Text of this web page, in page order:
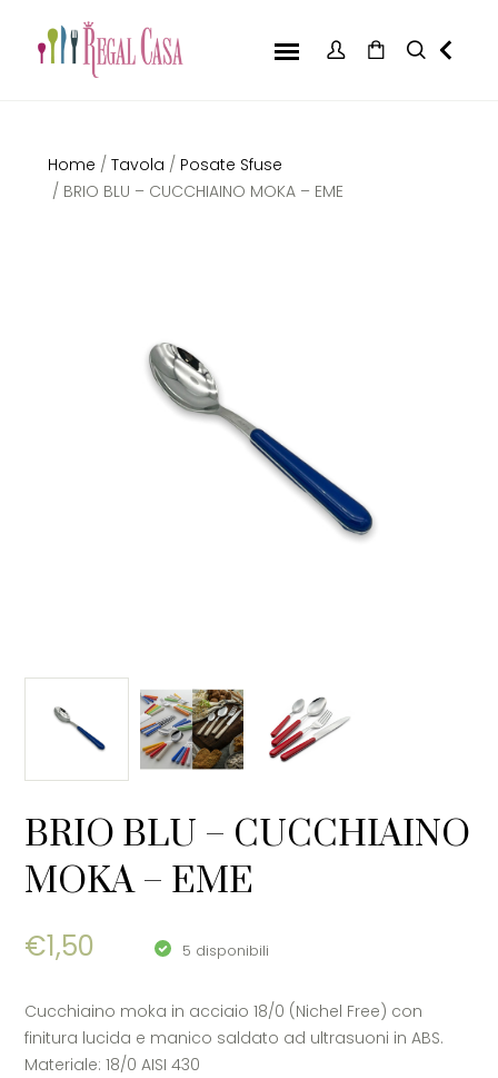
Home / Tavola / Posate Sfuse
/ BRIO BLU – CUCCHIAINO MOKA – EME
BRIO BLU – CUCCHIAINO
MOKA – EME
€1,50 5 disponibili
Cucchiaino moka in acciaio 18/0 (Nichel Free) con
finitura lucida e manico saldato ad ultrasuoni in ABS.
Materiale: 18/0 AISI 430